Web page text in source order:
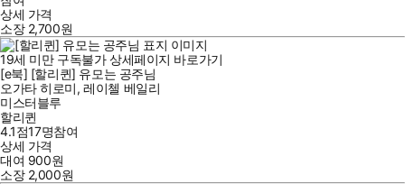
상세 가격
소장 2,700원
19세 미만 구독불가 상세페이지 바로가기
[e북] [할리퀸] 유모는 공주님
오가타 히로미,레이첼 베일리
미스터블루
할리퀸
4.1점17명참여
상세 가격
대여 900원
소장 2,000원